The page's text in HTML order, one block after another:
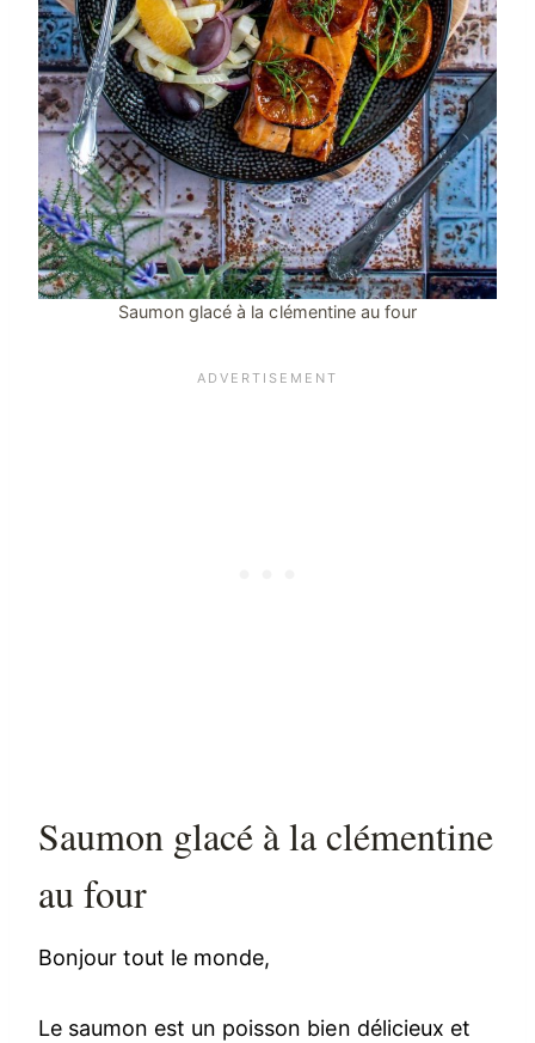
Saumon glacé à la clémentine au four
Saumon glacé à la clémentine
au four
Bonjour tout le monde,
Le saumon est un poisson bien délicieux et